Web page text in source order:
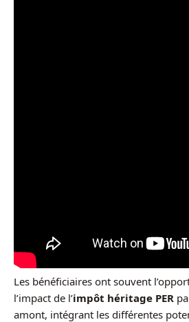
Les bénéficiaires ont souvent
l’impact de l’impôt héritage PER
amont, intégrant les différentes